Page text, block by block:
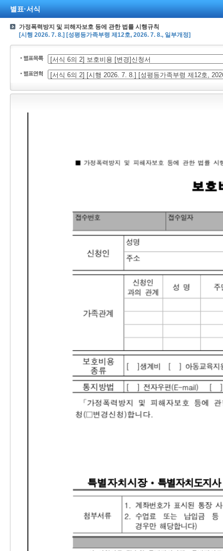
별표·서식
가정폭력방지 및 피해자보호 등에 관한 법률 시행규칙
[시행 2026. 7. 8.] [성평등가족부령 제12호, 2026. 7. 8., 일부개정]